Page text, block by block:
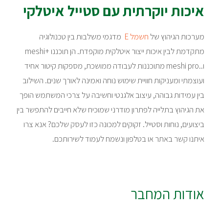
איכות יוקרתית עם סטייל איטלקי
מערכות הגיהוץ של חשמל E
מדגמי משלבות בין טכנולוגיה
ו..meshi pro מתוכננות לעבודה ממושכת, מספקות קיטור אחיד
ועוצמתי ומעניקות חוויית שימוש נוחה ואמינה לאורך שנים. השילוב
בין עמידות גבוהה, עיצוב אלגנטי וחשיבה על צרכי המשתמש הופך
את הגיהוץ בתלייה לפתרון מודרני שמוכיח שלא חייבים להתפשר בין
ביצועים, נוחות וסטייל. זקוקים למכונה כזו לעסק שלכם? אנא צרו
איתנו קשר באתר או בטלפון ונשמח לעמוד לשירותכם.
אודות המחבר